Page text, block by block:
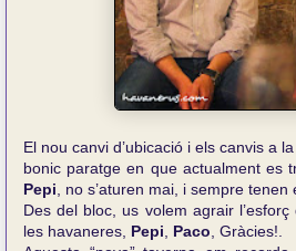
El nou canvi d’ubicació i els canvis a
bonic paratge en que actualment es
Pepi , no s’aturen mai, i sempre
Des del bloc, us volem agrair
les havaneres, Pepi Paco , Gràcies!.